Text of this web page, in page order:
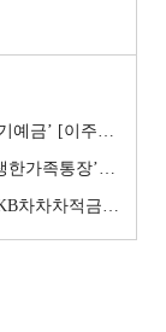
예금금리-1월 2주]
예금금리-1월 2주]
행 적금금리-1월 2주]